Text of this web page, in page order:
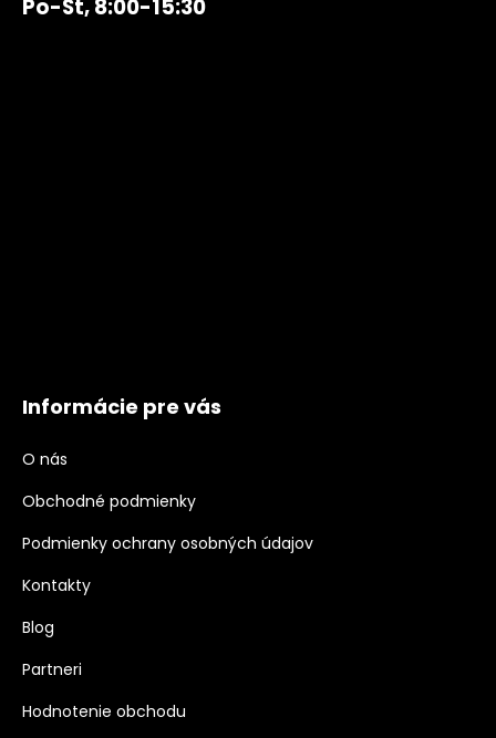
Po-Št, 8:00-15:30
Informácie pre vás
O nás
Obchodné podmienky
Podmienky ochrany osobných údajov
Kontakty
Blog
Partneri
Hodnotenie obchodu